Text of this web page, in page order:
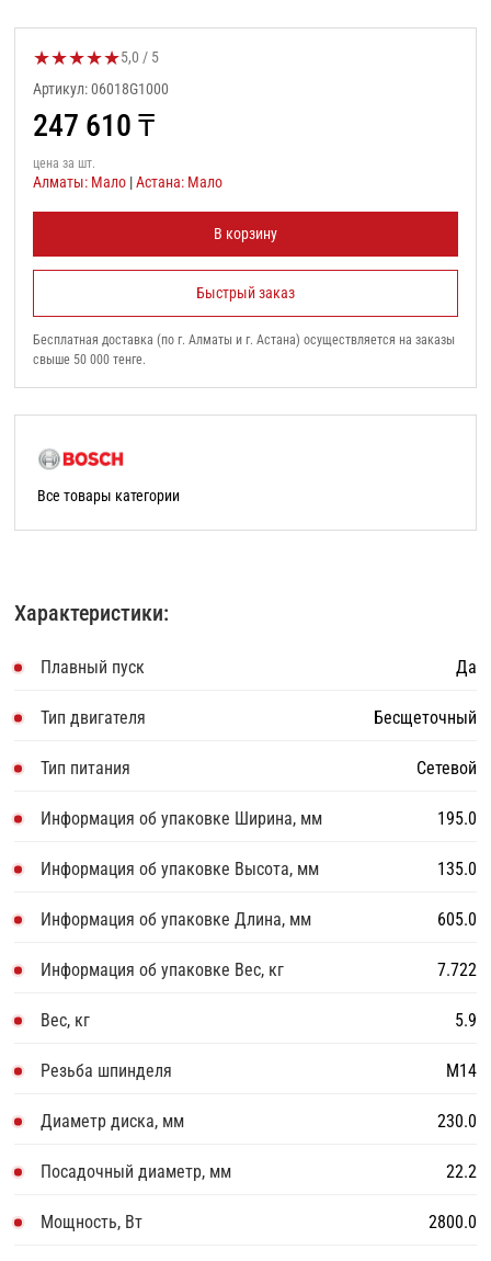
Характеристики:
Плавный пуск Да
Тип двигателя Бесщеточный
Тип питания Сетевой
Информация об упаковке Ширина, мм 195.0
Информация об упаковке Высота, мм 135.0
Информация об упаковке Длина, мм 605.0
Информация об упаковке Вес, кг 7.722
Вес, кг 5.9
Резьба шпинделя M14
Диаметр диска, мм 230.0
Посадочный диаметр, мм 22.2
Мощность, Вт 2800.0
★★★★★Оценка товара:
5,0 / 5
Артикул: 06018G1000
247 610 ₸
цена за шт.
Алматы: Мало |Астана: Мало
В корзину
Быстрый заказ
Бесплатная доставка (по г. Алматы и г. Астана) осуществляется на заказы
свыше 50 000 тенге.
Все товары категории